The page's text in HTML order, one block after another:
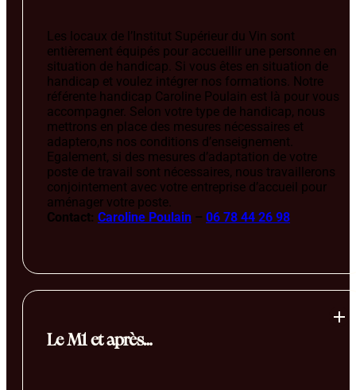
Les locaux de l’Institut Supérieur du Vin sont
entièrement équipés pour accueillir une personne en
situation de handicap. Si vous êtes en situation de
handicap et voulez intégrer nos formations. Notre
référente handicap Caroline Poulain est là pour vous
accompagner. Selon votre type de handicap, nous
mettrons en place des mesures nécessaires et
adaptero,ns nos conditions d’enseignement.
Egalement, si des mesures d’adaptation de votre
poste de travail sont nécessaires, nous travaillerons
conjointement avec votre entreprise d’accueil pour
aménager votre poste.
Contact: Caroline Poulain – 06 78 44 26 98
Le M1 et après…